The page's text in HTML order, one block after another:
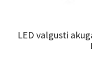
LED valgusti